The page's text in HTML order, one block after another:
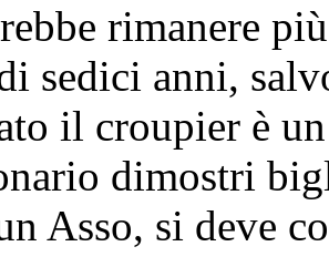
rimanere
sedici anni,
il croupier è
dimostri
Asso, si deve